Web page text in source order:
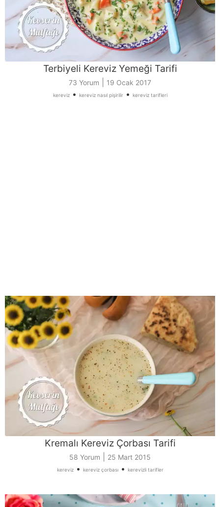
Terbiyeli Kereviz Yemeği Tarifi
73 Yorum 19 Ocak 2017
kereviz• kereviz nasıl pişirilir• kereviz tarifleri
Kremalı Kereviz Çorbası Tarifi
58 Yorum 25 Mart 2015
kereviz• kereviz çorbası• kerevizli tarifler